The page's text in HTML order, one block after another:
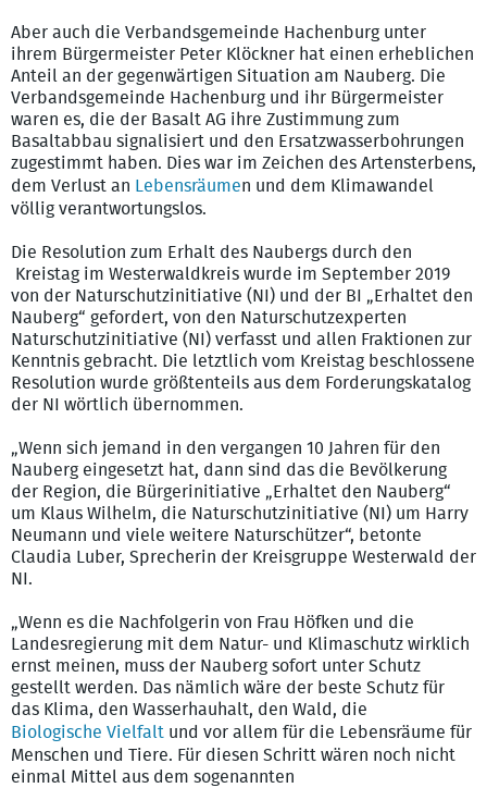
Aber auch die Verbandsgemeinde Hachenburg unter
ihrem Bürgermeister Peter Klöckner hat einen erheblichen
Anteil an der gegenwärtigen Situation am Nauberg. Die
Verbandsgemeinde Hachenburg und ihr Bürgermeister
waren es, die der Basalt AG ihre Zustimmung zum
Basaltabbau signalisiert und den Ersatzwasserbohrungen
zugestimmt haben. Dies war im Zeichen des Artensterbens,
dem Verlust an
Lebensräumen und dem Klimawandel
völlig verantwortungslos.
Die Resolution zum Erhalt des Naubergs durch den
Kreistag im Westerwaldkreis wurde im September 2019
von der Naturschutzinitiative (NI) und der BI „Erhaltet den
Nauberg“ gefordert, von den Naturschutzexperten
Naturschutzinitiative (NI) verfasst und allen Fraktionen zur
Kenntnis gebracht. Die letztlich vom Kreistag beschlossene
Resolution wurde größtenteils aus dem Forderungskatalog
der NI wörtlich übernommen.
„Wenn sich jemand in den vergangen 10 Jahren für den
Nauberg eingesetzt hat, dann sind das die Bevölkerung
der Region, die Bürgerinitiative „Erhaltet den Nauberg“
um Klaus Wilhelm, die Naturschutzinitiative (NI) um Harry
Neumann und viele weitere Naturschützer“, betonte
Claudia Luber, Sprecherin der Kreisgruppe Westerwald der
NI.
„Wenn es die Nachfolgerin von Frau Höfken und die
Landesregierung mit dem Natur- und Klimaschutz wirklich
ernst meinen, muss der Nauberg sofort unter Schutz
gestellt werden. Das nämlich wäre der beste Schutz für
das Klima, den Wasserhauhalt, den Wald, die
Biologische Vielfalt und vor allem für die Lebensräume für
Menschen und Tiere. Für diesen Schritt wären noch nicht
einmal Mittel aus dem sogenannten